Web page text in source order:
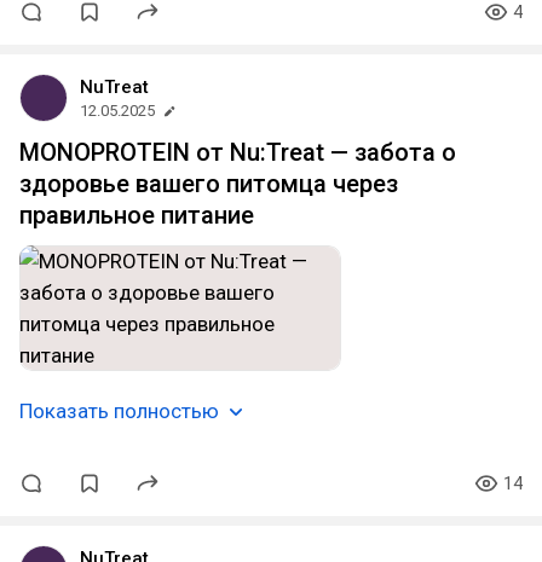
4
NuTreat
12.05.2025
MONOPROTEIN от Nu:Treat — забота о
здоровье вашего питомца через
правильное питание
Показать полностью
14